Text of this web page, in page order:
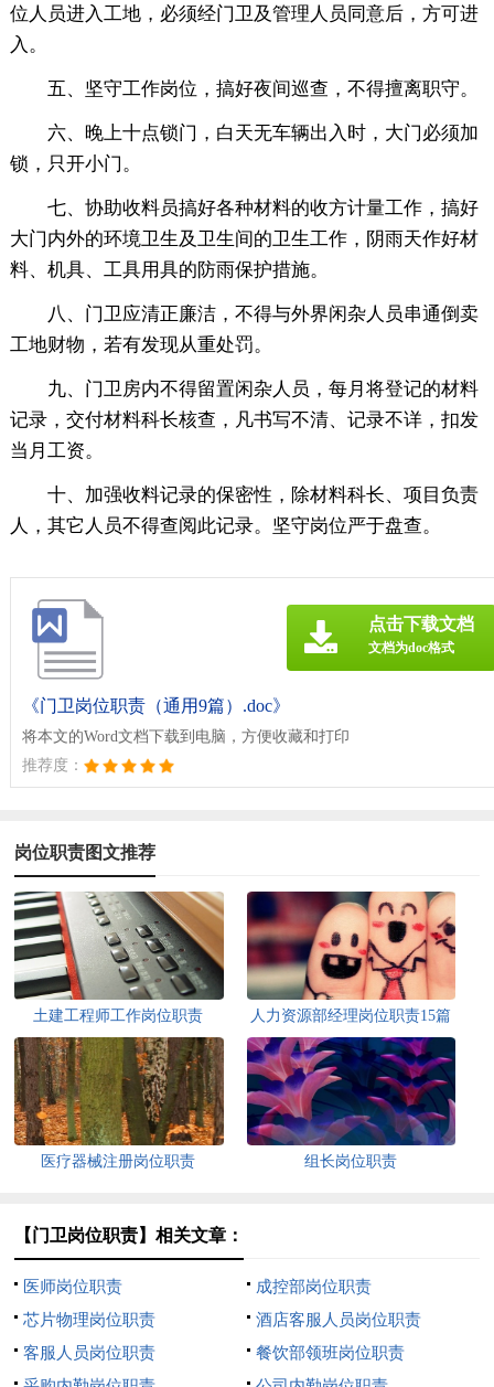
位人员进入工地，必须经门卫及管理人员同意后，方可进
入。
五、坚守工作岗位，搞好夜间巡查，不得擅离职守。
六、晚上十点锁门，白天无车辆出入时，大门必须加
锁，只开小门。
七、协助收料员搞好各种材料的收方计量工作，搞好
大门内外的环境卫生及卫生间的卫生工作，阴雨天作好材
料、机具、工具用具的防雨保护措施。
八、门卫应清正廉洁，不得与外界闲杂人员串通倒卖
工地财物，若有发现从重处罚。
九、门卫房内不得留置闲杂人员，每月将登记的材料
记录，交付材料科长核查，凡书写不清、记录不详，扣发
当月工资。
十、加强收料记录的保密性，除材料科长、项目负责
人，其它人员不得查阅此记录。坚守岗位严于盘查。
《门卫岗位职责（通用9篇）.doc》
将本文的Word文档下载到电脑，方便收藏和打印
推荐度：
点击下载文档
文档为doc格式
岗位职责图文推荐
土建工程师工作岗位职责 人力资源部经理岗位职责15篇
医疗器械注册岗位职责 组长岗位职责
【门卫岗位职责】相关文章：
医师岗位职责
成控部岗位职责
芯片物理岗位职责
酒店客服人员岗位职责
客服人员岗位职责
餐饮部领班岗位职责